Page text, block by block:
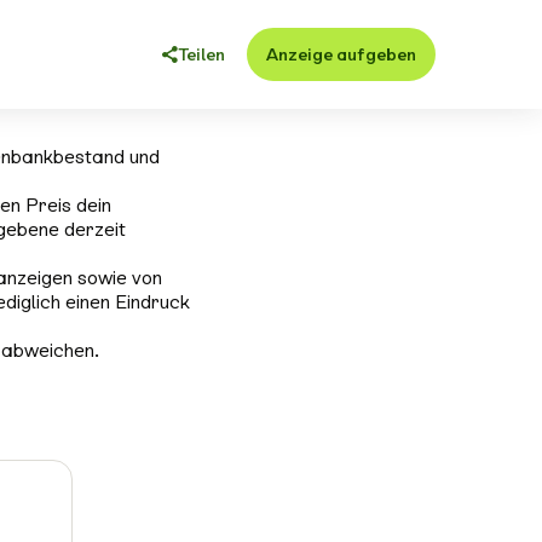
Teilen Anzeige aufgeben
und
Preis dein
derzeit
sowie von
einen Eindruck